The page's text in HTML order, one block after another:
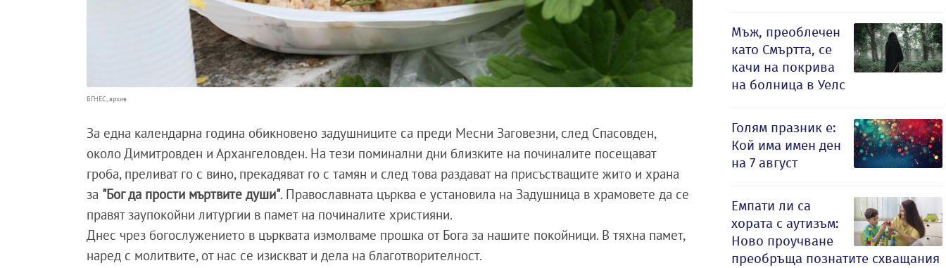
БГНЕС, архив
За една календарна година обикновено задушниците са преди Месни Заговезни, след Спасовден,
около Димитровден и Архангеловден. На тези поминални дни близките на починалите посещават
гроба, преливат го с вино, прекадяват го с тамян и след това раздават на присъстващите жито и храна
за "Бог да прости мъртвите души". Православната църква е установила на Задушница в храмовете да се
правят заупокойни литургии в памет на починалите християни.
Днес чрез богослужението в църквата измолваме прошка от Бога за нашите покойници. В тяхна памет,
наред с молитвите, от нас се изискват и дела на благотворителност.
Мъж, преоблечен
като Смъртта, се
качи на покрива
на болница в Уелс
Голям празник е:
Кой има имен ден
на 7 август
Емпати ли са
хората с аутизъм:
Ново проучване
преобръща познатите схващания